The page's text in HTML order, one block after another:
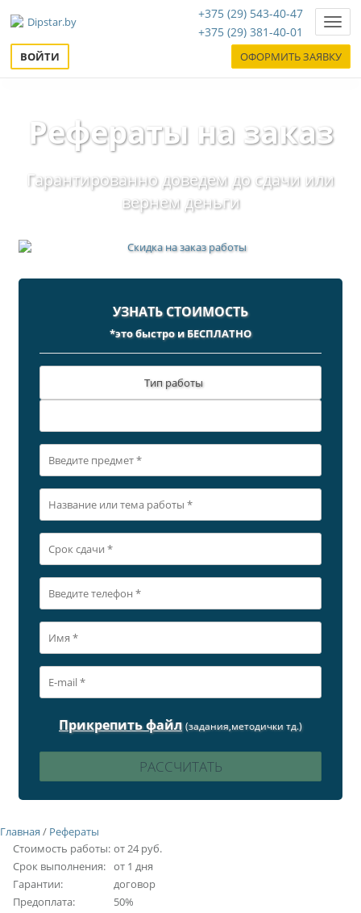
+375 (29) 543-40-47
+375 (29) 381-40-01
ВОЙТИ ОФОРМИТЬ ЗАЯВКУ
Рефераты на заказ
Гарантированно доведем до сдачи или
вернем деньги
УЗНАТЬ СТОИМОСТЬ
*это быстро и БЕСПЛАТНО
Тип работы
Прикрепить файл (задания,методички тд.)
Главная / Рефераты
Стоимость работы: от 24 руб.
Срок выполнения: от 1 дня
Гарантии:
договор
Предоплата:
50%